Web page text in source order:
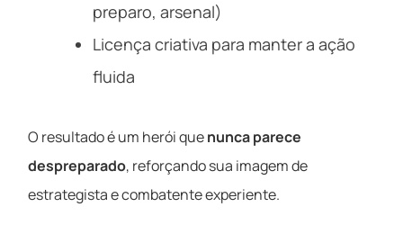
preparo, arsenal)
Licença criativa para manter a ação
fluida
O resultado é um herói quenunca parece
despreparado, reforçando sua imagem de
estrategista e combatente experiente.